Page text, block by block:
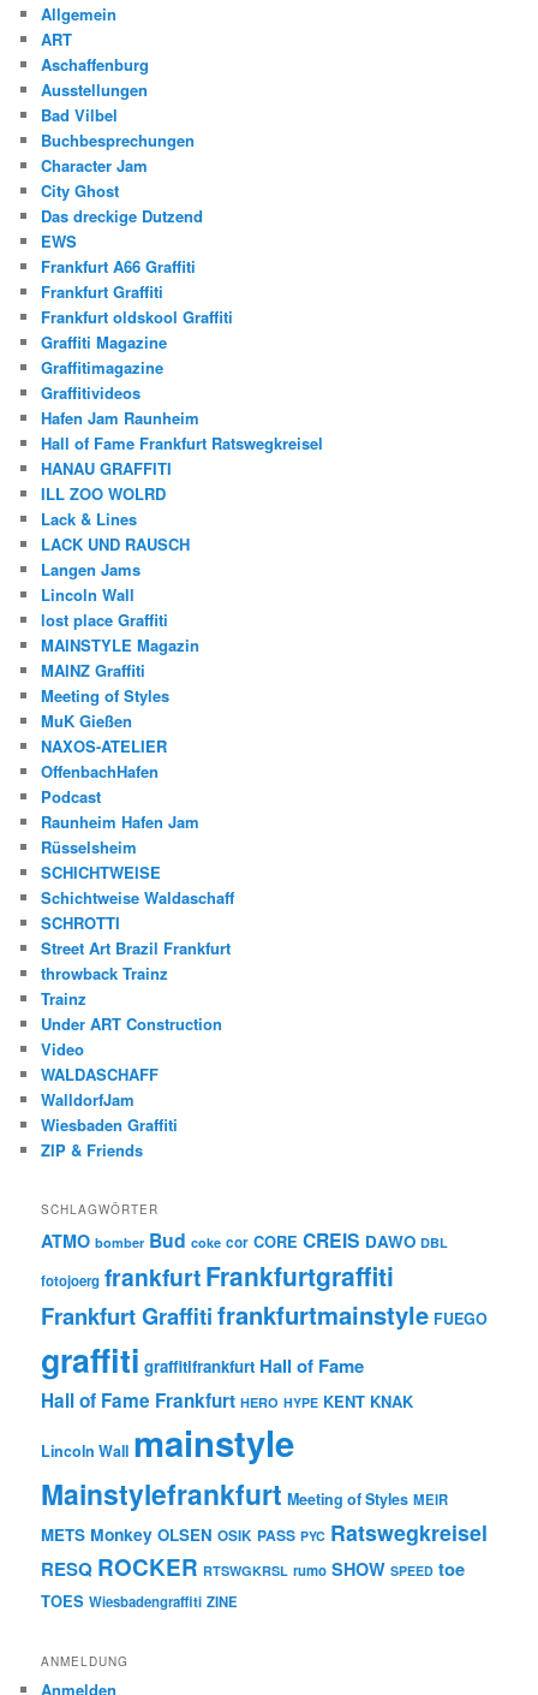
Allgemein
ART
Aschaffenburg
Ausstellungen
Bad Vilbel
Buchbesprechungen
Character Jam
City Ghost
Das dreckige Dutzend
EWS
Frankfurt A66 Graffiti
Frankfurt Graffiti
Frankfurt oldskool Graffiti
Graffiti Magazine
Graffitimagazine
Graffitivideos
Hafen Jam Raunheim
Hall of Fame Frankfurt Ratswegkreisel
HANAU GRAFFITI
ILL ZOO WOLRD
Lack & Lines
LACK UND RAUSCH
Langen Jams
Lincoln Wall
lost place Graffiti
MAINSTYLE Magazin
MAINZ Graffiti
Meeting of Styles
MuK Gießen
NAXOS-ATELIER
OffenbachHafen
Podcast
Raunheim Hafen Jam
Rüsselsheim
SCHICHTWEISE
Schichtweise Waldaschaff
SCHROTTI
Street Art Brazil Frankfurt
throwback Trainz
Trainz
Under ART Construction
Video
WALDASCHAFF
WalldorfJam
Wiesbaden Graffiti
ZIP & Friends
SCHLAGWÖRTER
ATMO bomber Bud coke cor CORE CREIS DAWO DBL
fotojoerg frankfurtFrankfurtgraffiti
Frankfurt Graffitifrankfurtmainstyle FUEGO
graffiti graffitifrankfurt Hall of Fame
Hall of Fame Frankfurt HERO HYPE KENT KNAK
Lincoln Wall mainstyle
Mainstylefrankfurt Meeting of Styles MEIR
METS Monkey OLSEN OSIK PASS PYC Ratswegkreisel
RESQ ROCKER RTSWGKRSL rumo SHOW SPEED toe
TOES Wiesbadengraffiti ZINE
ANMELDUNG
Anmelden